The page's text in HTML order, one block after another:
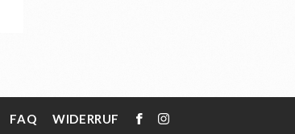
FAQ WIDERRUF FACEBOOK